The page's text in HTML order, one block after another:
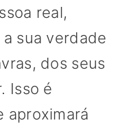
real,
sua verdade
dos seus
Isso é
aproximará